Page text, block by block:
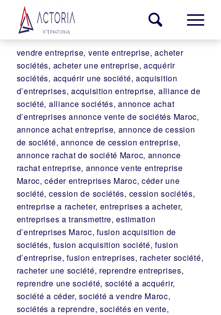
vendre entreprise, vente entreprise, acheter
sociétés, acheter une entreprise, acquérir
sociétés, acquérir une société, acquisition
d’entreprises, acquisition entreprise, alliance de
société, alliance sociétés, annonce achat
d’entreprises annonce vente de sociétés Maroc,
annonce achat entreprise, annonce de cession
de société, annonce de cession entreprise,
annonce rachat de société Maroc, annonce
rachat entreprise, annonce vente entreprise
Maroc, céder entreprises Maroc, céder une
société, cession de sociétés, cession sociétés,
entreprise a racheter, entreprises a acheter,
entreprises a transmettre, estimation
d’entreprises Maroc, fusion acquisition de
sociétés, fusion acquisition société, fusion
d’entreprise, fusion entreprises, racheter société,
racheter une société, reprendre entreprises,
reprendre une société, société a acquérir,
société a céder, société a vendre Maroc,
sociétés a reprendre, sociétés en vente,